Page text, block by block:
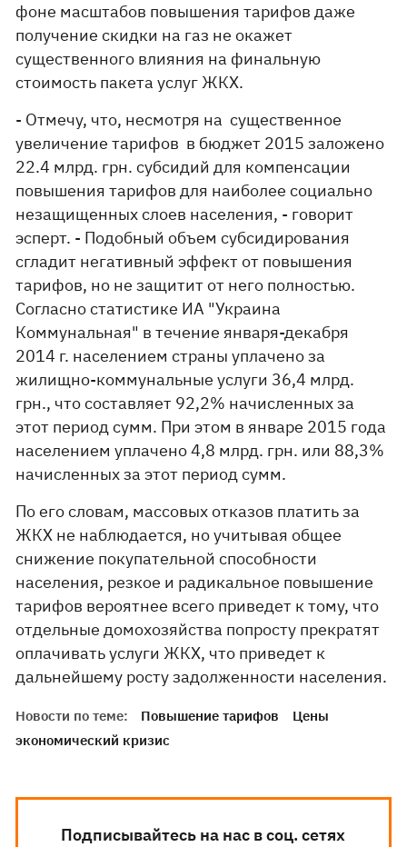
фоне масштабов повышения тарифов даже
получение скидки на газ не окажет
существенного влияния на финальную
стоимость пакета услуг ЖКХ.
- Отмечу, что, несмотря на существенное
увеличение тарифов в бюджет 2015 заложено
22.4 млрд. грн. субсидий для компенсации
повышения тарифов для наиболее социально
незащищенных слоев населения, - говорит
эсперт. - Подобный объем субсидирования
сгладит негативный эффект от повышения
тарифов, но не защитит от него полностью.
Согласно статистике ИА "Украина
Коммунальная" в течение января-декабря
2014 г. населением страны уплачено за
жилищно-коммунальные услуги 36,4 млрд.
грн., что составляет 92,2% начисленных за
этот период сумм. При этом в январе 2015 года
населением уплачено 4,8 млрд. грн. или 88,3%
начисленных за этот период сумм.
По его словам, массовых отказов платить за
ЖКХ не наблюдается, но учитывая общее
снижение покупательной способности
населения, резкое и радикальное повышение
тарифов вероятнее всего приведет к тому, что
отдельные домохозяйства попросту прекратят
оплачивать услуги ЖКХ, что приведет к
дальнейшему росту задолженности населения.
Новости по теме: Повышение тарифов
Цены
экономический кризис
Подписывайтесь на нас в соц. сетях